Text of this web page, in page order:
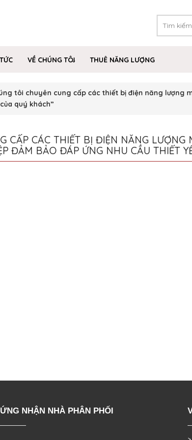
VỀ CHÚNG TÔI THUÊ NĂNG LƯỢNG
tôi chuyên cung cấp các thiết bị điện năng lượng
quý khách”
CẤP CÁC THIẾT BỊ ĐIỆN NĂNG
ĐẢM BẢO ĐÁP ỨNG NHU CẦU THIẾT
NHẬN NHÀ PHÂN PHỐI